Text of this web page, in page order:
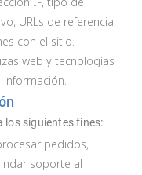
URLs de referencia,
con el sitio.
web y tecnologías
los siguientes fines:
pedidos,
soporte al